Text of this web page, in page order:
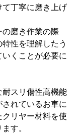
丁寧に磨き上げ
磨き作業の際
性を理解したう
くことが必要に
スリ傷性高機能
されているお車に
リヤー材料を使
す。